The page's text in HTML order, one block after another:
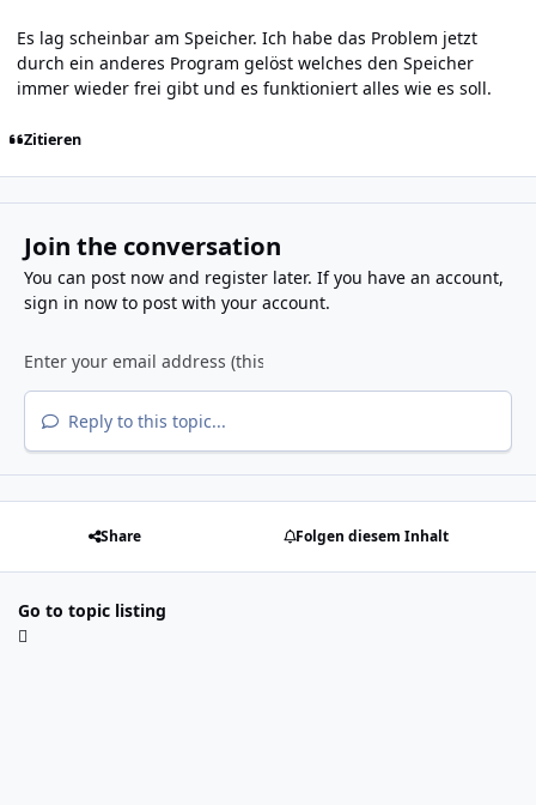
Es lag scheinbar am Speicher. Ich habe das Problem jetzt
durch ein anderes Program gelöst welches den Speicher
immer wieder frei gibt und es funktioniert alles wie es soll.
Zitieren
Join the conversation
You can post now and register later. If you have an account,
sign in nowto post with your account.
Reply to this topic...
Share Folgen diesem Inhalt
Go to topic listing